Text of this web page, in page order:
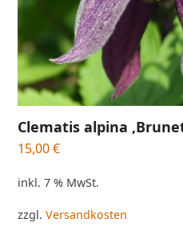
Clematis alpina
15,00€
inkl. 7 % MwSt.
zzgl.Versandkosten